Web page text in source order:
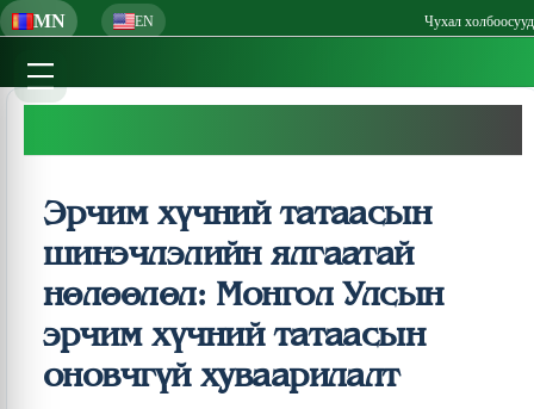
MN EN Чухал холбоосууд
Эрчим хүчний татаасын
шинэчлэлийн ялгаатай
нөлөөлөл: Монгол Улсын
эрчим хүчний татаасын
оновчгүй хуваарилалт